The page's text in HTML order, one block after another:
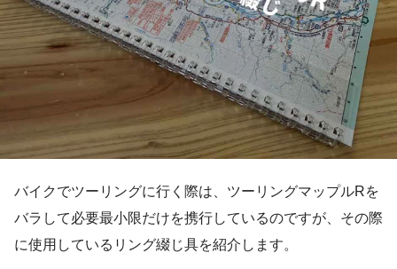
バイクでツーリングに行く際は、ツーリングマップルRを
バラして必要最小限だけを携行しているのですが、その際
に使用しているリング綴じ具を紹介します。